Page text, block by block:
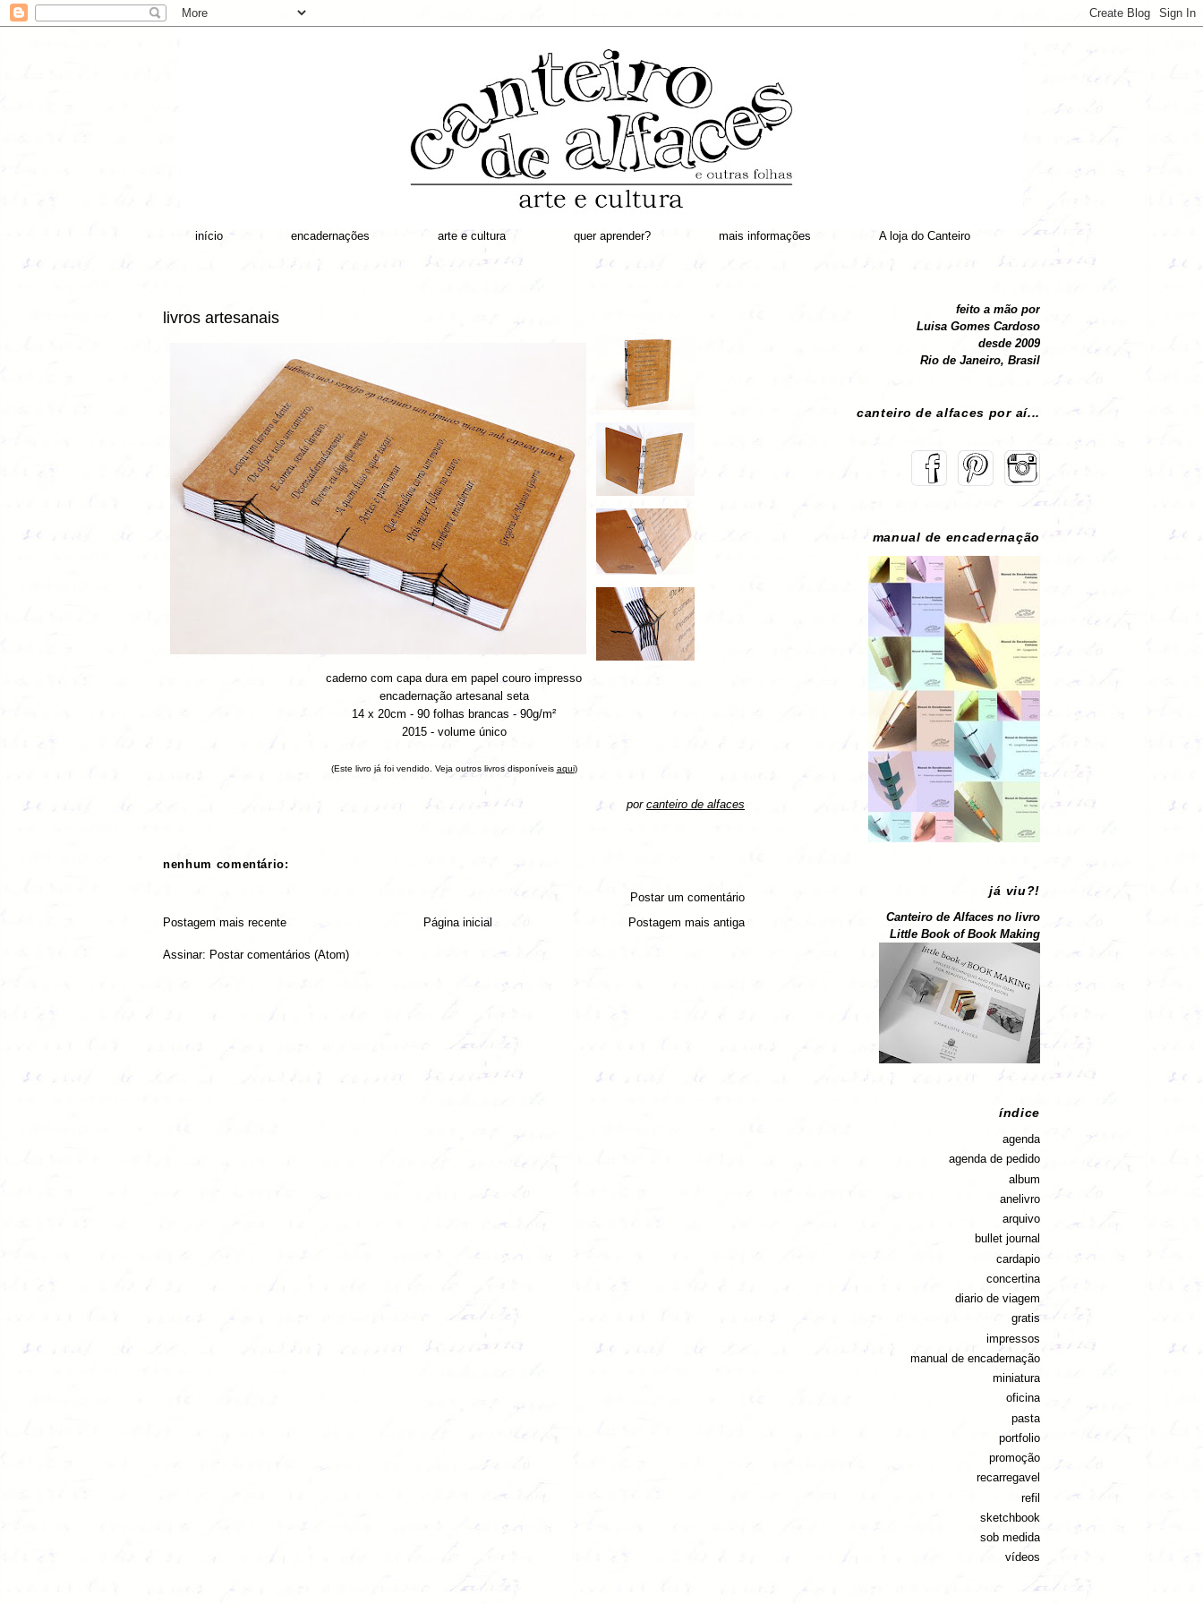
início encadernações arte e cultura quer aprender? mais informações A loja do Canteiro
feito a mão por
Luisa Gomes Cardoso
desde 2009
Rio de Janeiro, Brasil
canteiro de alfaces por aí...
manual de encadernação
já viu?!
Canteiro de Alfaces no livro
Little Book of Book Making
índice
agenda
agenda de pedido
album
anelivro
arquivo
bullet journal
cardapio
concertina
diario de viagem
gratis
impressos
manual de encadernação
miniatura
oficina
pasta
portfolio
promoção
recarregavel
refil
sketchbook
sob medida
vídeos
livros artesanais
caderno com capa dura em papel couro impresso
encadernação artesanal seta
14 x 20cm - 90 folhas brancas - 90g/m²
2015 - volume único
(Este livro já foi vendido. Veja outros livros disponíveis aqui)
por canteiro de alfaces
nenhum comentário:
Postar um comentário
Postagem mais recente
Postagem mais antiga
Página inicial
Assinar: Postar comentários (Atom)